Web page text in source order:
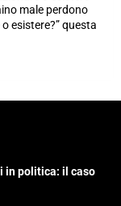
male perdono
esistere?” questa
in politica: il caso